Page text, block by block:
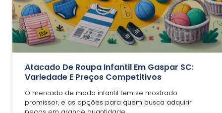
Atacado De Roupa Infantil Em Gaspar SC:
Variedade E Preços Competitivos
O mercado de moda infantil tem se mostrado
promissor, e as opções para quem busca adquirir